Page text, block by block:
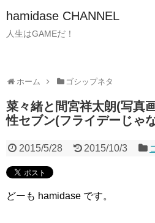
hamidase CHANNEL
人生はGAMEだ！
ホーム ゴシップネタ
菜々緒と間宮祥太朗(写真
性セブン(フライデーじゃ
2015/5/28 2015/10/3
どーも hamidase です。